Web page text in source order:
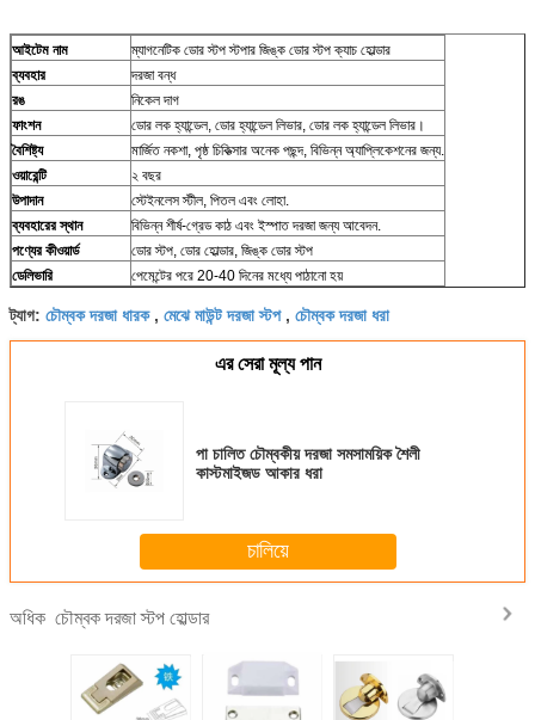
আইটেম নাম
ম্যাগনেটিক ডোর স্টপ স্টপার জিঙ্ক ডোর স্টপ ক্যাচ হোল্ডার
ব্যবহার
দরজা বন্ধ
রঙ
নিকেল দাগ
ফাংশন
ডোর লক হ্যান্ডেল, ডোর হ্যান্ডেল লিভার, ডোর লক হ্যান্ডেল লিভার।
বৈশিষ্ট্য
মার্জিত নকশা, পৃষ্ঠ চিকিত্সার অনেক পছন্দ, বিভিন্ন অ্যাপ্লিকেশনের জন্য.
ওয়ারেন্টি
২ বছর
উপাদান
স্টেইনলেস স্টীল, পিতল এবং লোহা.
ব্যবহারের স্থান
বিভিন্ন শীর্ষ-গ্রেড কাঠ এবং ইস্পাত দরজা জন্য আবেদন.
পণ্যের কীওয়ার্ড
ডোর স্টপ, ডোর হোল্ডার, জিঙ্ক ডোর স্টপ
ডেলিভারি
পেমেন্টের পরে 20-40 দিনের মধ্যে পাঠানো হয়
ট্যাগ: চৌম্বক দরজা ধারক, মেঝে মাউন্ট দরজা স্টপ, চৌম্বক দরজা ধরা
এর সেরা মূল্য পান
পা চালিত চৌম্বকীয় দরজা সমসাময়িক শৈলী
কাস্টমাইজড আকার ধরা
চালিয়ে
অধিক চৌম্বক দরজা স্টপ হোল্ডার